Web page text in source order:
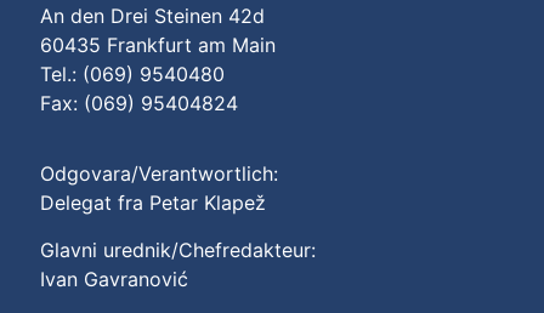
An den Drei Steinen 42d
60435 Frankfurt am Main
Tel.: (069) 9540480
Fax: (069) 95404824
Odgovara/Verantwortlich:
Delegat fra Petar Klapež
Glavni urednik/Chefredakteur:
Ivan Gavranović